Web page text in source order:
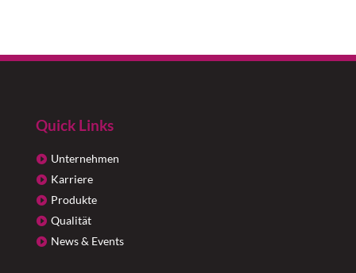
Quick Links
Unternehmen
Karriere
Produkte
Qualität
News & Events